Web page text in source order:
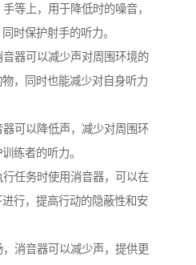
等上，用于降低时的噪音，
时保护射手的听力。
器可以减少声对周围环境的
，同时也能减少对自身听力
可以降低声，减少对周围环
练者的听力。
任务时使用消音器，可以在
行，提高行动的隐蔽性和安
消音器可以减少声，提供更